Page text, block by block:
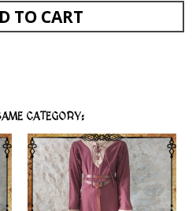
TO CART
CATEGORY: